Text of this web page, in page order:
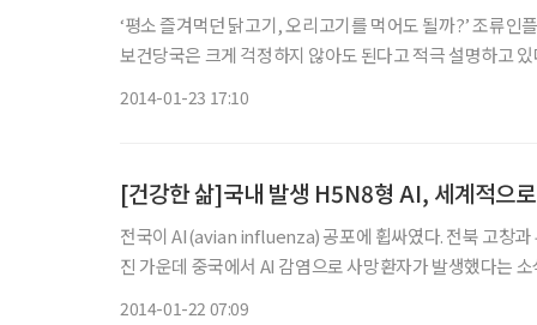
‘평소 즐겨먹던 닭고기, 오리고기를 먹어도 될까?’ 조류인플루엔자(AI) 발생으로 조류에 대한 국민들의 불안감이 확산되는 가운데
보건당국은 크게 걱정하지 않아도 된다고 적극 설명하고 있다. 20일 질병관리본부에 따르면 최근 전북지역에서 발생한 AI
2014-01-23 17:10
[건강한 삶]국내 발생 H5N8형 AI, 세계적으
전국이 AI(avian influenza) 공포에 휩싸였다. 전북 고창
진 가운데 중국에서 AI 감염으로 사망환자가 발생했다는 소식에 불안감은 더욱 커
2014-01-22 07:09